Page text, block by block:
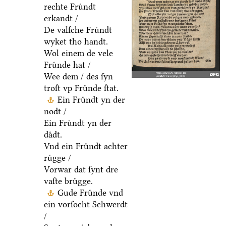
rechte Fruͤndt
erkandt /
De valſche Fruͤndt
wyket tho handt.
Wol einem de vele
Fruͤnde hat /
Wee dem / des ſyn
troſt vp Fruͤnde ſtat.
Ein Fruͤndt yn der
nodt /
Ein Fruͤndt yn der
daͤdt.
Vnd ein Fruͤndt achter
ruͤgge /
Vorwar dat ſynt dre
vaſte bruͤgge.
Gude Fruͤnde vnd
ein vorſocht Schwerdt
/